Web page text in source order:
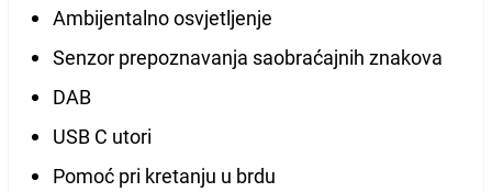
Ambijentalno osvjetljenje
Senzor prepoznavanja saobraćajnih znakova
DAB
USB C utori
Pomoć pri kretanju u brdu